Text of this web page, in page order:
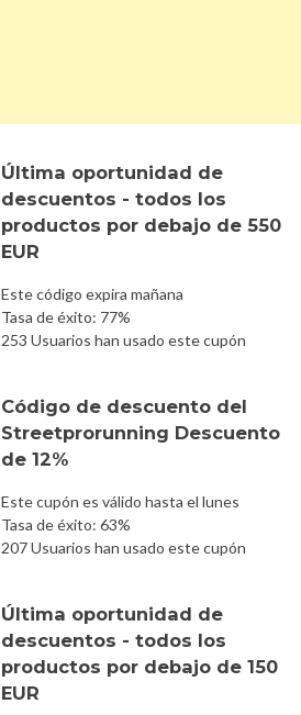
Última oportunidad de
descuentos - todos los
productos por debajo de 550
EUR
Este código expira mañana
Tasa de éxito: 77%
253 Usuarios han usado este cupón
Código de descuento del
Streetprorunning Descuento
de 12%
Este cupón es válido hasta el lunes
Tasa de éxito: 63%
207 Usuarios han usado este cupón
Última oportunidad de
descuentos - todos los
productos por debajo de 150
EUR